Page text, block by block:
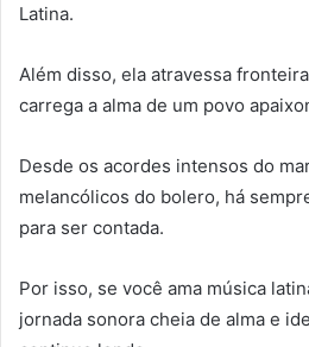
Latina.
Além disso, ela atravessa
carrega a alma de um povo
Desde os acordes intensos do
melancólicos do bolero, há
para ser contada.
Por isso, se você ama música
jornada sonora cheia de alma e